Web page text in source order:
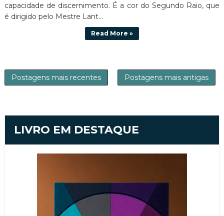
capacidade de discernimento. É a cor do Segundo Raio, que
é dirigido pelo Mestre Lant...
Read More »
Postagens mais recentes Postagens mais antigas
LIVRO EM DESTAQUE